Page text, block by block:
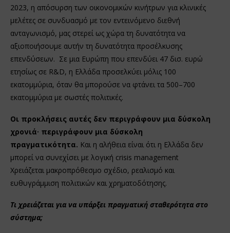
2023, η απόσυρση των οικονομικών κινήτρων για κλινικές
μελέτες σε συνδυασμό με τον εντεινόμενο διεθνή
ανταγωνισμό, μας στερεί ως χώρα τη δυνατότητα να
αξιοποιήσουμε αυτήν τη δυνατότητα προσέλκυσης
επενδύσεων. Σε μια Ευρώπη που επενδύει 47 δισ. ευρώ
ετησίως σε R&D, η Ελλάδα προσελκύει μόλις 100
εκατομμύρια, όταν θα μπορούσε να φτάνει τα 500–700
εκατομμύρια με σωστές πολιτικές.
Οι προκλήσεις αυτές δεν περιγράφουν μια δύσκολη
χρονιά· περιγράφουν μια δύσκολη
πραγματικότητα. Και η αλήθεια είναι ότι η Ελλάδα δεν
μπορεί να συνεχίσει με λογική crisis management
Χρειάζεται μακροπρόθεσμο σχέδιο, ρεαλισμό και
ευθυγράμμιση πολιτικών και χρηματοδότησης.
Τι χρειάζεται για να υπάρξει πραγματική σταθερότητα στο
σύστημα;